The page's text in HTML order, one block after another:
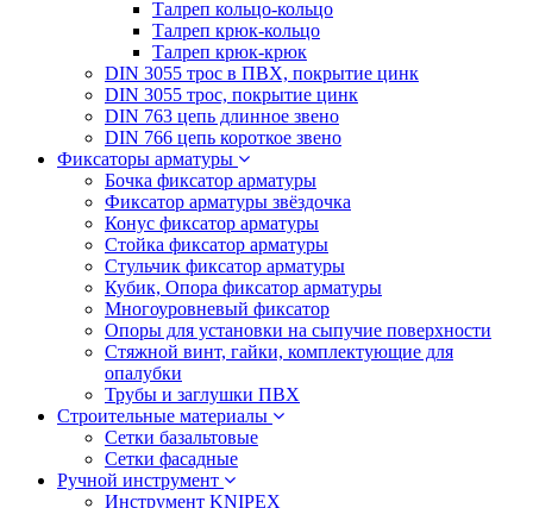
Талреп кольцо-кольцо
Талреп крюк-кольцо
Талреп крюк-крюк
DIN 3055 трос в ПВХ, покрытие цинк
DIN 3055 трос, покрытие цинк
DIN 763 цепь длинное звено
DIN 766 цепь короткое звено
Фиксаторы арматуры
Бочка фиксатор арматуры
Фиксатор арматуры звёздочка
Конус фиксатор арматуры
Стойка фиксатор арматуры
Стульчик фиксатор арматуры
Кубик, Опора фиксатор арматуры
Многоуровневый фиксатор
Опоры для установки на сыпучие поверхности
Стяжной винт, гайки, комплектующие для
опалубки
Трубы и заглушки ПВХ
Строительные материалы
Сетки базальтовые
Сетки фасадные
Ручной инструмент
Инструмент KNIPEX